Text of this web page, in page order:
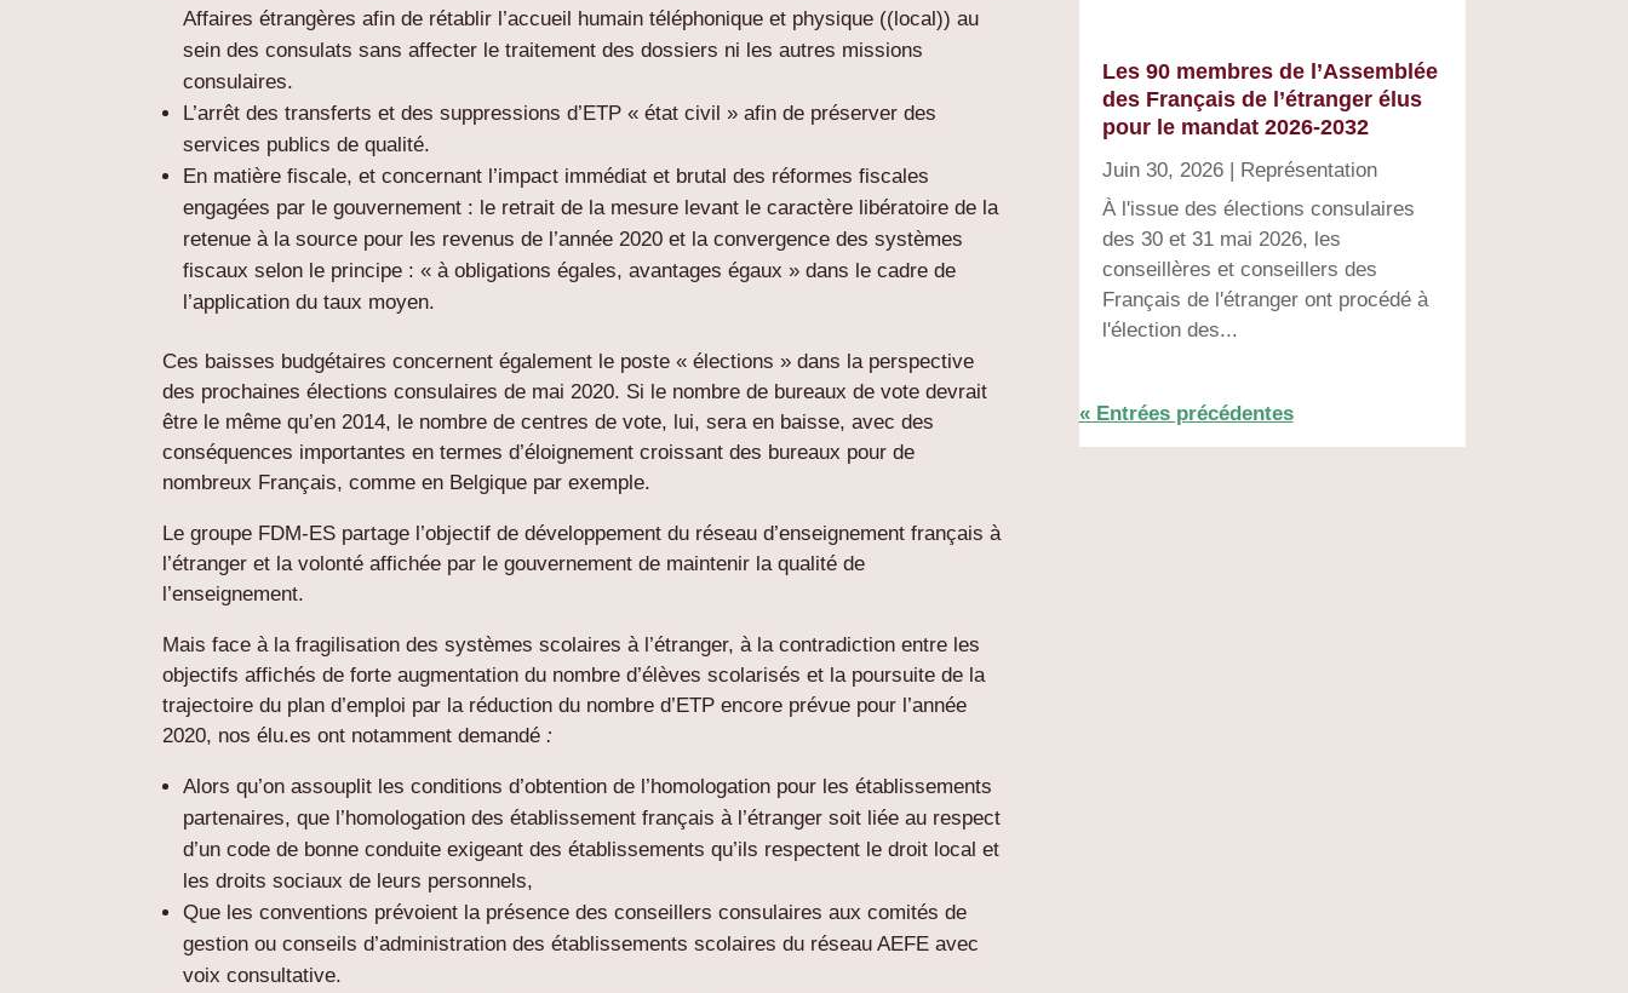
Affaires étrangères afin de rétablir l’accueil humain téléphonique et physique ((local)) au
sein des consulats sans affecter le traitement des dossiers ni les autres missions
consulaires.
L’arrêt des transferts et des suppressions d’ETP « état civil » afin de préserver des
services publics de qualité.
En matière fiscale, et concernant l’impact immédiat et brutal des réformes fiscales
engagées par le gouvernement : le retrait de la mesure levant le caractère libératoire de la
retenue à la source pour les revenus de l’année 2020 et la convergence des systèmes
fiscaux selon le principe : « à obligations égales, avantages égaux » dans le cadre de
l’application du taux moyen.
Ces baisses budgétaires concernent également le poste « élections » dans la perspective
des prochaines élections consulaires de mai 2020. Si le nombre de bureaux de vote devrait
être le même qu’en 2014, le nombre de centres de vote, lui, sera en baisse, avec des
conséquences importantes en termes d’éloignement croissant des bureaux pour de
nombreux Français, comme en Belgique par exemple.
Le groupe FDM-ES partage l’objectif de développement du réseau d’enseignement français à
l’étranger et la volonté affichée par le gouvernement de maintenir la qualité de
l’enseignement.
Mais face à la fragilisation des systèmes scolaires à l’étranger, à la contradiction entre les
objectifs affichés de forte augmentation du nombre d’élèves scolarisés et la poursuite de la
trajectoire du plan d’emploi par la réduction du nombre d’ETP encore prévue pour l’année
2020, nos élu.es ont notamment demandé :
Alors qu’on assouplit les conditions d’obtention de l’homologation pour les établissements
partenaires, que l’homologation des établissement français à l’étranger soit liée au respect
d’un code de bonne conduite exigeant des établissements qu’ils respectent le droit local et
les droits sociaux de leurs personnels,
Que les conventions prévoient la présence des conseillers consulaires aux comités de
gestion ou conseils d’administration des établissements scolaires du réseau AEFE avec
voix consultative.
Les 90 membres de l’Assemblée
des Français de l’étranger élus
pour le mandat 2026-2032
Juin 30, 2026| Représentation
À l'issue des élections consulaires
des 30 et 31 mai 2026, les
conseillères et conseillers des
Français de l'étranger ont procédé à
l'élection des...
« Entrées précédentes